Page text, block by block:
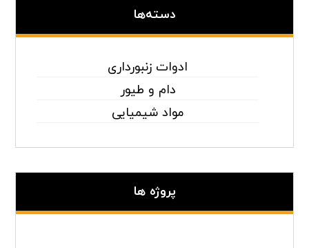
دسته‌ها
ادوات زنبورداری
دام و طیور
مواد شیمیایی
پروژه ها